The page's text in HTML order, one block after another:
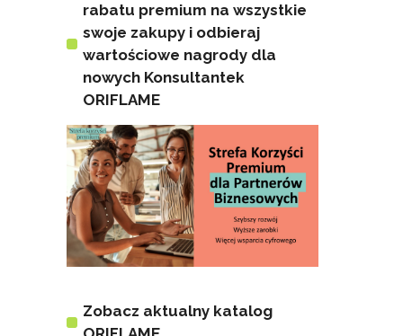
rabatu premium na wszystkie
swoje zakupy i odbieraj
wartościowe nagrody dla
nowych Konsultantek
ORIFLAME
Zobacz aktualny katalog